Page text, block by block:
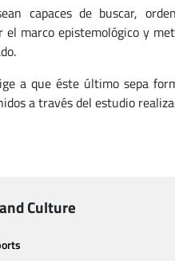
capaces de buscar,
marco epistemológico y
a que éste último sepa
a través del estudio
Culture